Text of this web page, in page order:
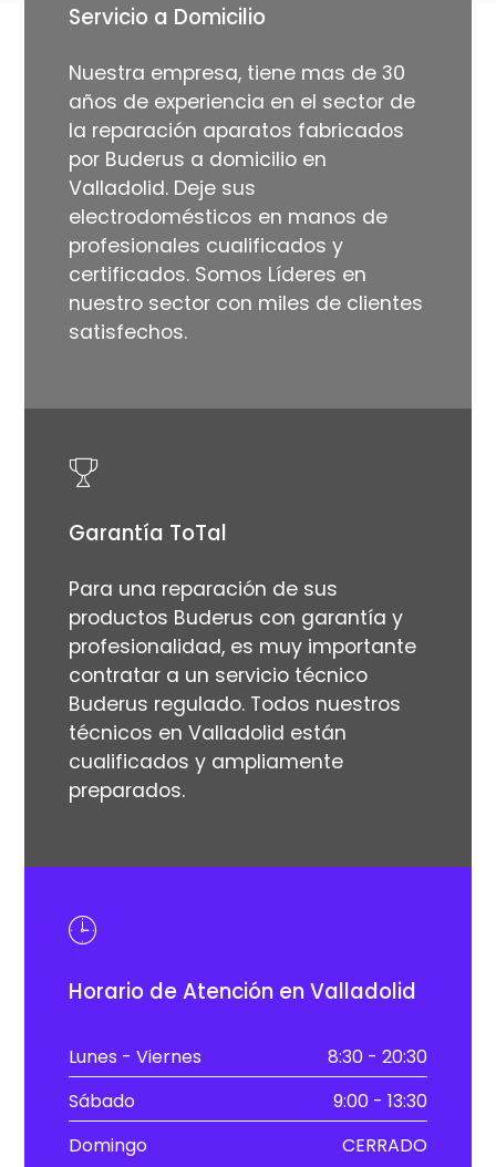
Servicio a Domicilio
Nuestra empresa, tiene mas de 30
años de experiencia en el sector de
la reparación aparatos fabricados
por Buderus a domicilio en
Valladolid. Deje sus
electrodomésticos en manos de
profesionales cualificados y
certificados. Somos Líderes en
nuestro sector con miles de clientes
satisfechos.
Garantía ToTal
Para una reparación de sus
productos Buderus con garantía y
profesionalidad, es muy importante
contratar a un servicio técnico
Buderus regulado. Todos nuestros
técnicos en Valladolid están
cualificados y ampliamente
preparados.
Horario de Atención en Valladolid
Lunes - Viernes
8:30 - 20:30
Sábado
9:00 - 13:30
Domingo
CERRADO